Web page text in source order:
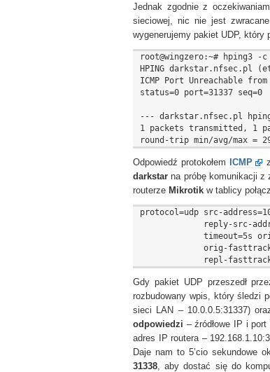
Jednak zgodnie z
sieciowej, nic nie jest
wygenerujemy pakiet UDP, który
root@wingzero:~# hping3
HPING darkstar.nfsec.pl
ICMP Port Unreachable
status=0 port=31337 seq=0
--- darkstar.nfsec.pl
1 packets transmitted, 1
Odpowiedź protokołem ICMP
darkstar na próbę komunikacji z
routerze Mikrotik w tablicy
protocol=udp src-
reply-src-
timeout=5s
orig-
Gdy pakiet UDP przeszedł
rozbudowany wpis, który śledzi
sieci LAN – 10.0.0.5:31337)
odpowiedzi – źródłowe IP i
adres IP routera –
Daje nam to 5’cio sekundowe
31338, aby dostać się do